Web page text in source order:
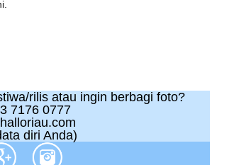
rilis atau ingin berbagi foto?
7176 0777
diri Anda)